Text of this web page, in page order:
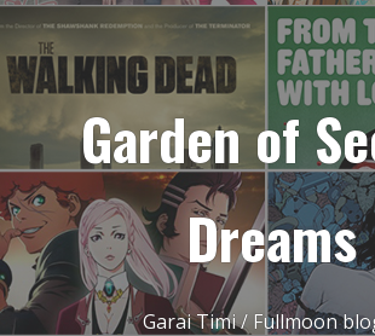
Garden of
Dreams
Garai Timi / Fullmoon